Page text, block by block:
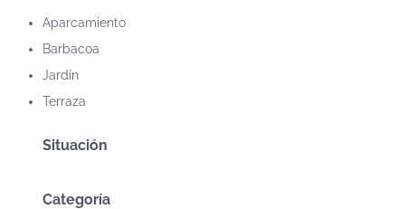
Aparcamiento
Barbacoa
Jardín
Terraza
Situación
Categoría